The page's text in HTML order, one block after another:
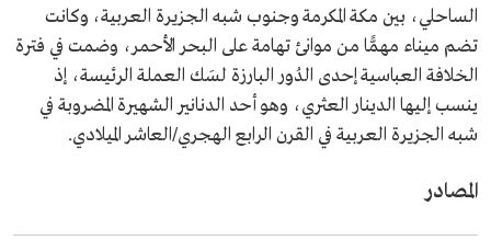
الساحلي، بين مكة المكرمة وجنوب شبه الجزيرة العربية، وكانت
تضم ميناء مهمًّا من موانئ تهامة على البحر الأحمر، وضمت في فترة
الخلافة العباسية إحدى الدُور البارزة لسَك العملة الرئيسة، إذ
ينسب إليها الدينار العثري، وهو أحد الدنانير الشهيرة المضروبة في
شبه الجزيرة العربية في القرن الرابع الهجري/العاشر الميلادي.
المصادر